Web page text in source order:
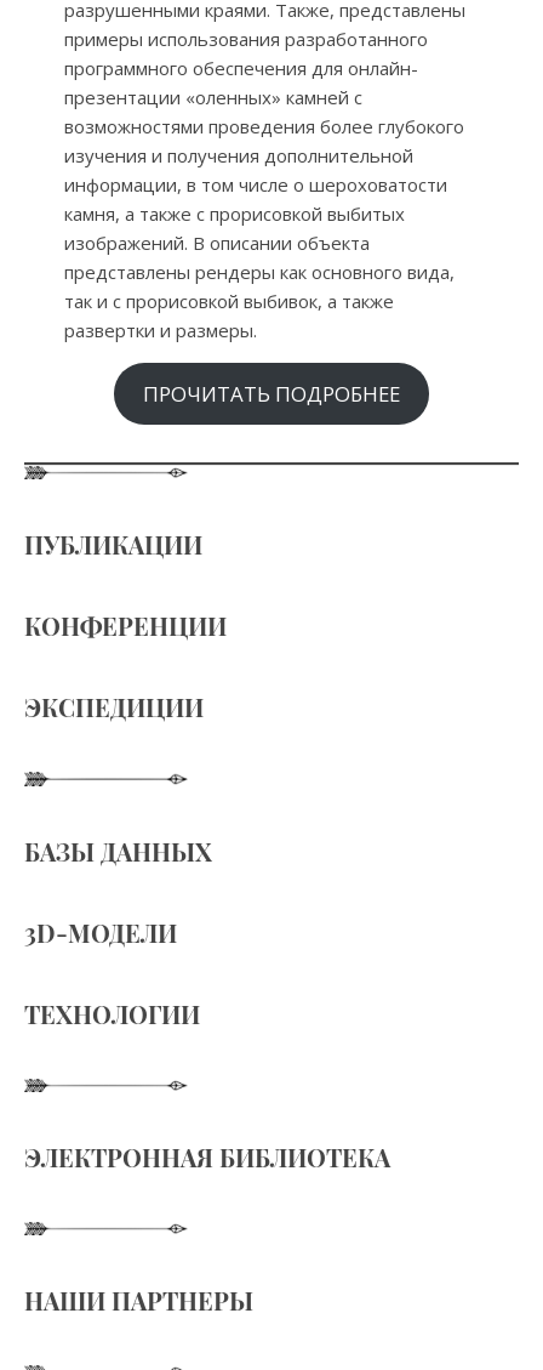
разрушенными краями. Также, представлены
примеры использования разработанного
программного обеспечения для онлайн-
презентации «оленных» камней с
возможностями проведения более глубокого
изучения и получения дополнительной
информации, в том числе о шероховатости
камня, а также с прорисовкой выбитых
изображений. В описании объекта
представлены рендеры как основного вида,
так и с прорисовкой выбивок, а также
развертки и размеры.
ПРОЧИТАТЬ ПОДРОБНЕЕ
ПУБЛИКАЦИИ
КОНФЕРЕНЦИИ
ЭКСПЕДИЦИИ
БАЗЫ ДАННЫХ
3D-МОДЕЛИ
ТЕХНОЛОГИИ
ЭЛЕКТРОННАЯ БИБЛИОТЕКА
НАШИ ПАРТНЕРЫ